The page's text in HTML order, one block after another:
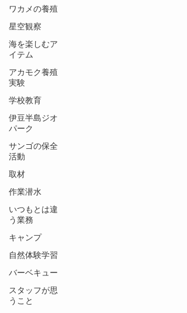
ワカメの養殖
星空観察
海を楽しむア
イテム
アカモク養殖
実験
学校教育
伊豆半島ジオ
パーク
サンゴの保全
活動
取材
作業潜水
いつもとは違
う業務
キャンプ
自然体験学習
バーベキュー
スタッフが思
うこと